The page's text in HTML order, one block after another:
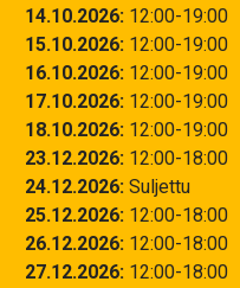
14.10.2026 12:00 19:00
15.10.2026 12:00 19:00
16.10.2026 12:00 19:00
17.10.2026 12:00 19:00
18.10.2026 12:00 19:00
23.12.2026 12:00 18:00
24.12.2026 Suljettu
25.12.2026 12:00 18:00
26.12.2026 12:00 18:00
27.12.2026 12:00 18:00